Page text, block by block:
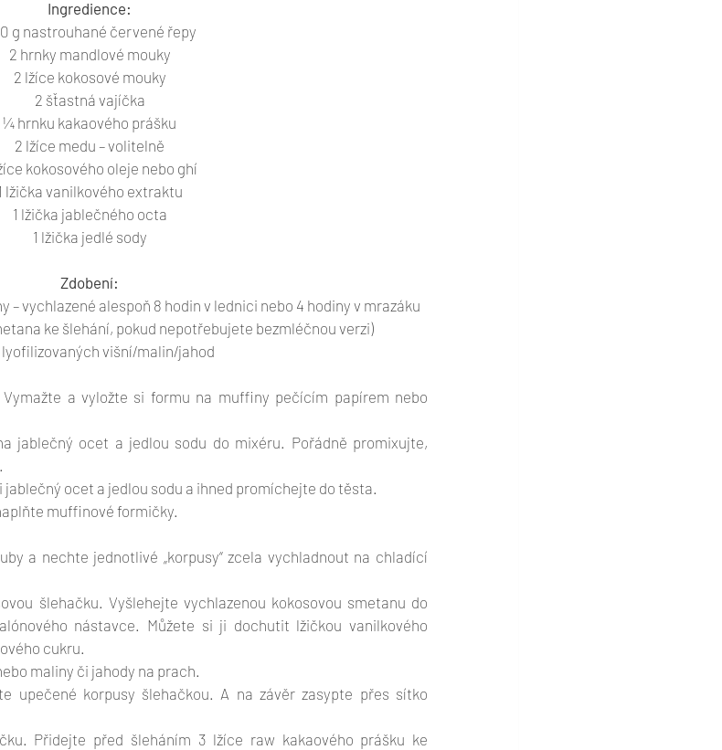
Ingredience:
g nastrouhané červené řepy
2 hrnky mandlové mouky
2 lžíce kokosové mouky
2 šťastná vajíčka
¼ hrnku kakaového prášku
2 lžíce medu – volitelně
kokosového oleje nebo ghí
lžička vanilkového extraktu
1 lžička jablečného octa
1 lžička jedlé sody
Zdobení:
– vychlazené alespoň 8 hodin v lednici nebo 4 hodiny v mrazáku
ke šlehání, pokud nepotřebujete bezmléčnou verzi)
lyofilizovaných višní/malin/jahod
a vyložte si formu na muffiny pečícím papírem nebo
jablečný ocet a jedlou sodu do mixéru. Pořádně promixujte,
ocet a jedlou sodu a ihned promíchejte do těsta.
muffinové formičky.
a nechte jednotlivé „korpusy“ zcela vychladnout na chladící
šlehačku. Vyšlehejte vychlazenou kokosovou smetanu do
nástavce. Můžete si ji dochutit lžičkou vanilkového
cukru.
maliny či jahody na prach.
upečené korpusy šlehačkou. A na závěr zasypte přes sítko
Přidejte před šleháním 3 lžíce raw kakaového prášku ke